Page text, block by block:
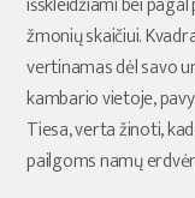
žmonių skaičiui.
vertinamas dėl savo
kambario vietoje,
Tiesa, verta žinoti,
pailgoms namų